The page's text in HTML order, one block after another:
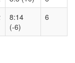
8:14
(-6)
6